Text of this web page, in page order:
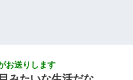
お送りします